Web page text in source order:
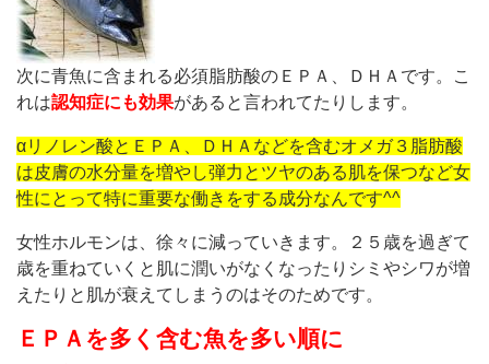
次に青魚に含まれる必須脂肪酸のＥＰＡ、ＤＨＡです。こ
れは認知症にも効果があると言われてたりします。
αリノレン酸とＥＰＡ、ＤＨＡなどを含むオメガ３脂肪酸
は皮膚の水分量を増やし弾力とツヤのある肌を保つなど女
性にとって特に重要な働きをする成分なんです^^
女性ホルモンは、徐々に減っていきます。２５歳を過ぎて
歳を重ねていくと肌に潤いがなくなったりシミやシワが増
えたりと肌が衰えてしまうのはそのためです。
ＥＰＡを多く含む魚を多い順に